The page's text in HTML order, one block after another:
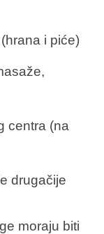
i piće)
centra (na
drugačije
moraju biti